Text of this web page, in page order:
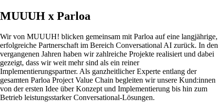
MUUUH x Parloa
Wir von MUUUH! blicken gemeinsam mit Parloa auf eine langjährige,
erfolgreiche Partnerschaft im Bereich Conversational AI zurück. In den
vergangenen Jahren haben wir zahlreiche Projekte realisiert und dabei
gezeigt, dass wir weit mehr sind als ein reiner
Implementierungspartner. Als ganzheitlicher Experte entlang der
gesamten Parloa Project Value Chain begleiten wir unsere Kund:innen
von der ersten Idee über Konzept und Implementierung bis hin zum
Betrieb leistungsstarker Conversational-Lösungen.